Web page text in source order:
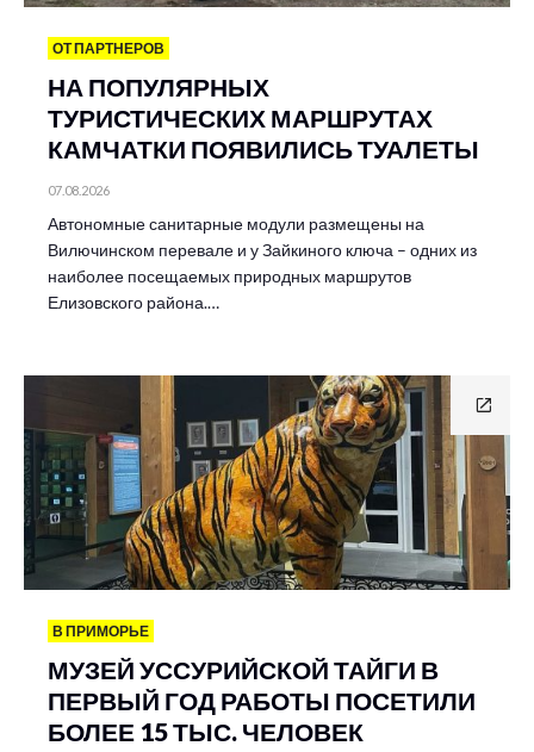
ОТ ПАРТНЕРОВ
НА ПОПУЛЯРНЫХ
ТУРИСТИЧЕСКИХ МАРШРУТАХ
КАМЧАТКИ ПОЯВИЛИСЬ ТУАЛЕТЫ
07.08.2026
Автономные санитарные модули размещены на
Вилючинском перевале и у Зайкиного ключа – одних из
наиболее посещаемых природных маршрутов
Елизовского района.…
В ПРИМОРЬЕ
МУЗЕЙ УССУРИЙСКОЙ ТАЙГИ В
ПЕРВЫЙ ГОД РАБОТЫ ПОСЕТИЛИ
БОЛЕЕ 15 ТЫС. ЧЕЛОВЕК